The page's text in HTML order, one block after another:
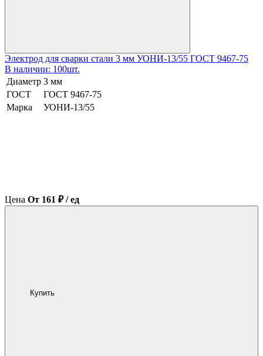
Электрод для сварки стали 3 мм УОНИ-13/55 ГОСТ 9467-75
В наличии: 100шт.
Диаметр 3 мм
ГОСТ
ГОСТ 9467-75
Марка
УОНИ-13/55
Цена От 161 ₽ / ед
Купить